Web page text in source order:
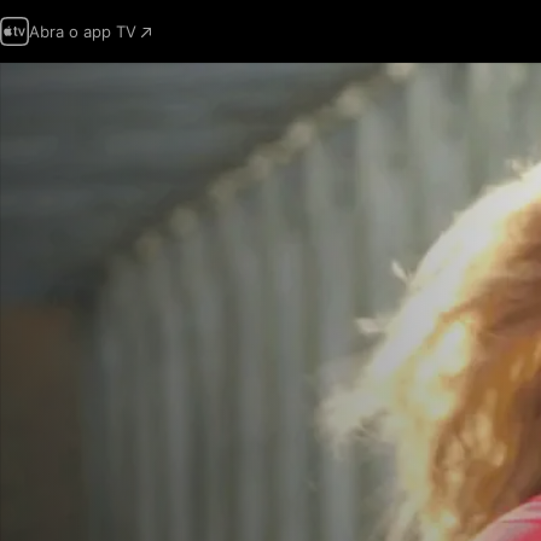
Abra o app TV